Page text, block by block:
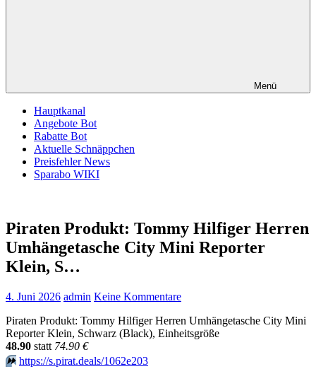
Menü
Hauptkanal
Angebote Bot
Rabatte Bot
Aktuelle Schnäppchen
Preisfehler News
Sparabo WIKI
Piraten Produkt: Tommy Hilfiger Herren
Umhängetasche City Mini Reporter
Klein, S…
4. Juni 2026 admin Keine Kommentare
Piraten Produkt: Tommy Hilfiger Herren Umhängetasche City Mini
Reporter Klein, Schwarz (Black), Einheitsgröße
48.90 statt 74.90 €
⏩️ https://s.pirat.deals/1062e203